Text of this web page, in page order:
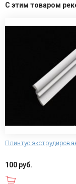
С этим товаром
Плинтус
100 руб.